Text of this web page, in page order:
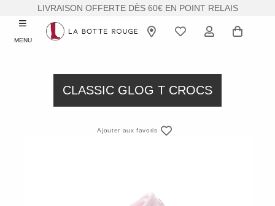
LIVRAISON OFFERTE DÈS 60€ EN POINT RELAIS
MENU
CLASSIC GLOG T CROCS
Ajouter aux favoris